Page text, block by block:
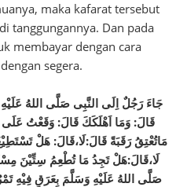
maka kafarat tersebut
tanggungannya. Dan pada
membayar dengan cara
segera.
جَاءَ رَجُلٌ اِلَى النَّبِى صَلَّى اللهُ
قَالَ: وَمَا اَهْلَكَكَ قَالَ: وَقَعْتُ
مَاتُعْتِقُ رَقَبَةً قَالَ:لَا،قَالَ: هَلْ
لَا،قَالَ:هَلْ تَجِدُ مَا تُطْعِمُ سِتِّيْنَ
صَلَّى اللهُ عَلَيْهِ وَسَلَّمَ بِعَرَقٍ فِيْهِ